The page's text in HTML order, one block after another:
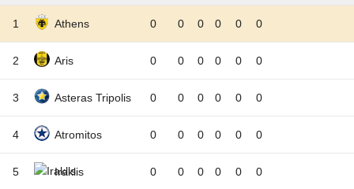
1 Athens 0 0 0 0 0 0
2 Aris 0 0 0 0 0 0
3 Asteras Tripolis 0 0 0 0 0 0
4 Atromitos 0 0 0 0 0 0
5 Iraklis 0 0 0 0 0 0